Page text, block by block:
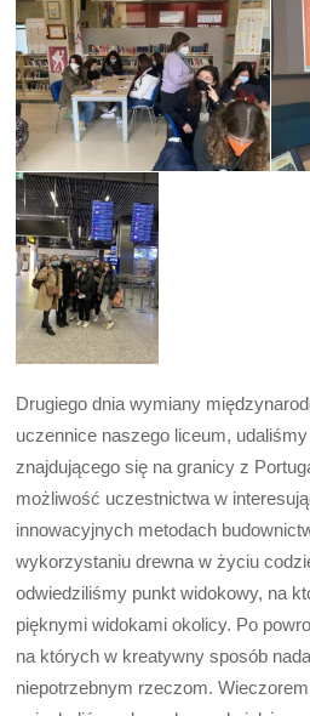
Drugiego dnia wymiany
uczennice naszego liceum,
znajdującego się na granicy z
możliwość uczestnictwa w
innowacyjnych metodach
wykorzystaniu drewna w życiu
odwiedziliśmy punkt widokowy, na
pięknymi widokami okolicy. Po
na których w kreatywny sposób
niepotrzebnym rzeczom.